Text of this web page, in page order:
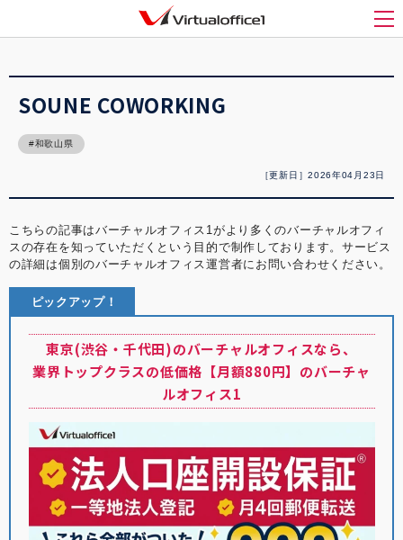
メ
バーチャルオフィス1(Virtualoffice1)
SOUNE COWORKING
和歌山県
［更新日］2026年04月23日
こちらの記事はバーチャルオフィス1がより多くのバーチャルオフィ
スの存在を知っていただくという目的で制作しております。サービス
の詳細は個別のバーチャルオフィス運営者にお問い合わせください。
ピックアップ！
東京(渋谷・千代田)のバーチャルオフィスなら、
業界トップクラスの低価格【月額880円】のバーチャ
ルオフィス1